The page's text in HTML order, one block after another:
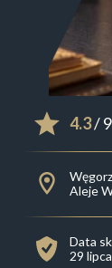
4.3/
Aleje
Data
29